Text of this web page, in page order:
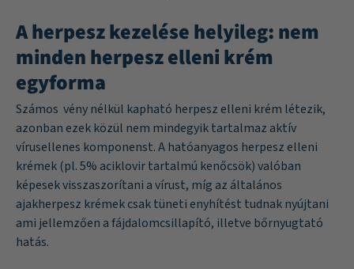
A herpesz kezelése helyileg: nem
minden herpesz elleni krém
egyforma
Számos vény nélkül kapható herpesz elleni krém létezik,
azonban ezek közül nem mindegyik tartalmaz aktív
vírusellenes komponenst. A hatóanyagos herpesz elleni
krémek (pl. 5% aciklovir tartalmú kenőcsök) valóban
képesek visszaszorítani a vírust, míg az általános
ajakherpesz krémek csak tüneti enyhítést tudnak nyújtani
ami jellemzően a fájdalomcsillapító, illetve bőrnyugtató
hatás.